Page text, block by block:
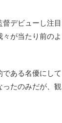
督デビューし注目
が当たり前のよ
ある名優にして
たのみだが、観